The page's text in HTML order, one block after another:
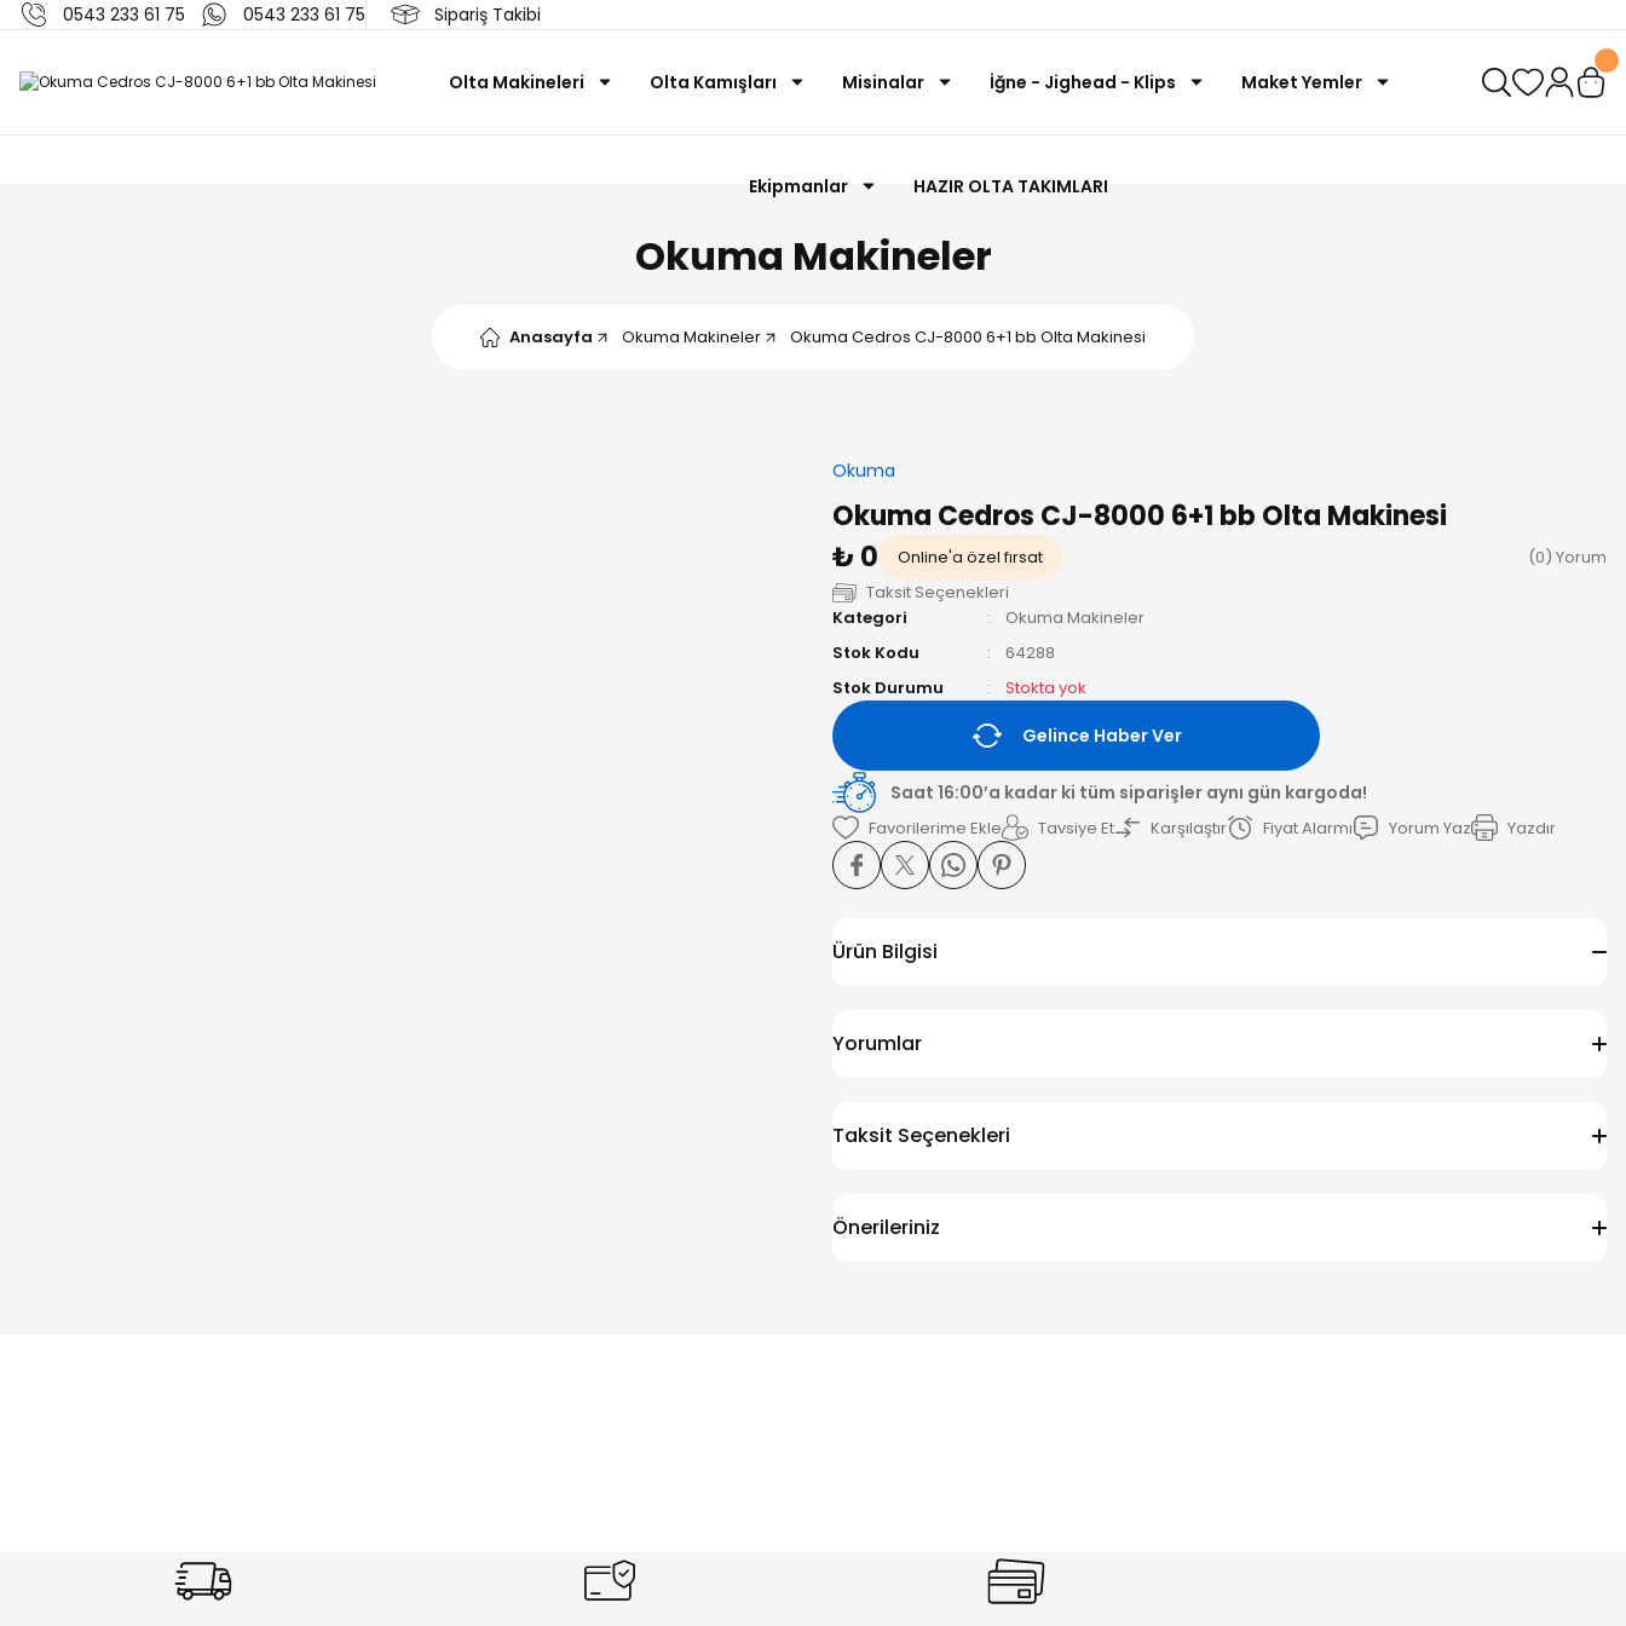
0543 233 61 75 0543 233 61 75 Sipariş Takibi
Olta Makineleri Olta Kamışları Misinalar İğne - Jighead - Klips Maket Yemler
Ekipmanlar HAZIR OLTA TAKIMLARI
Okuma Makineler
Anasayfa Okuma Makineler Okuma Cedros CJ-8000 6+1 bb Olta Makinesi
Okuma
Okuma Cedros CJ-8000 6+1 bb Olta Makinesi
₺ 0
Online'a özel fırsat
(0) Yorum
Taksit Seçenekleri
Kategori
Okuma Makineler
Stok Kodu
64288
Stok Durumu
Stokta yok
Gelince Haber Ver
Saat 16:00’a kadar ki tüm siparişler aynı gün kargoda!
Tavsiye Et Karşılaştır Fiyat Alarmı Yorum Yaz Yazdır
Ürün Bilgisi
Yorumlar
Taksit Seçenekleri
Önerileriniz